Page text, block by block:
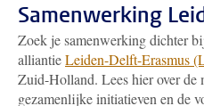
Samenwerking
Zoek je samenwerking dichter
alliantieLeiden-Delft-Erasmus
Zuid-Holland. Lees hier over de
gezamenlijke initiatieven en de